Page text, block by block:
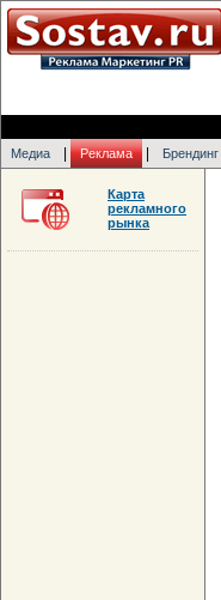
Медиа Реклама Брендинг
Карта
рекламного
рынка